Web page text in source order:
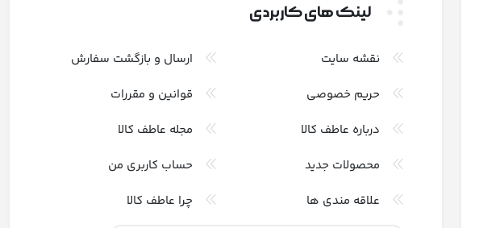
لینک های کاربردی
نقشه سایت
ارسال و بازگشت سفارش
حریم خصوصی
قوانین و مقررات
درباره عاطف کالا
مجله عاطف کالا
محصولات جدید
حساب کاربری من
علاقه مندی ها
چرا عاطف کالا